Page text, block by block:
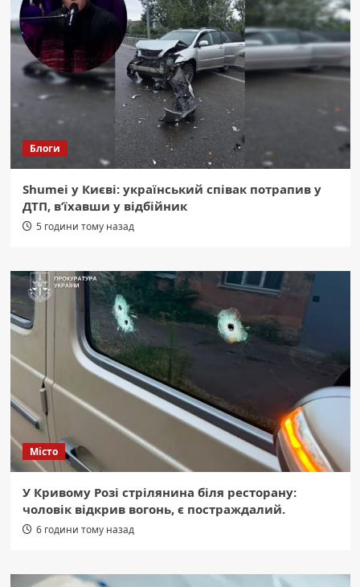
Блоги
Shumei у Києві: український співак потрапив у
ДТП, в’їхавши у відбійник
5 години тому назад
Місто
У Кривому Розі стрілянина біля ресторану:
чоловік відкрив вогонь, є постраждалий.
6 години тому назад